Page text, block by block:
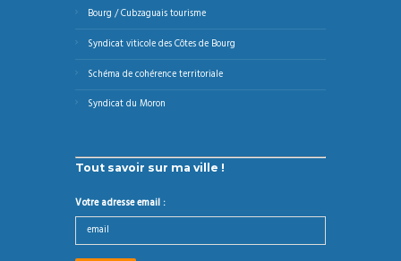
Bourg / Cubzaguais tourisme
Syndicat viticole des Côtes de Bourg
Schéma de cohérence territoriale
Syndicat du Moron
Tout savoir sur ma ville !
Votre adresse email :